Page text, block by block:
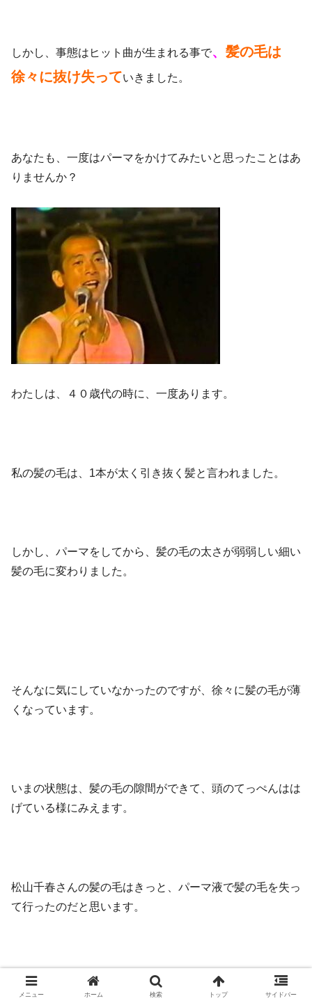
しかし、事態はヒット曲が生まれる事で、 髪の毛は
徐々に抜け失っていきました。
あなたも、一度はパーマをかけてみたいと思ったことはあ
りませんか？
わたしは、４０歳代の時に、一度あります。
私の髪の毛は、1本が太く引き抜く髪と言われました。
しかし、パーマをしてから、髪の毛の太さが弱弱しい細い
髪の毛に変わりました。
そんなに気にしていなかったのですが、徐々に髪の毛が薄
くなっています。
いまの状態は、髪の毛の隙間ができて、頭のてっぺんはは
げている様にみえます。
松山千春さんの髪の毛はきっと、パーマ液で髪の毛を失っ
て行ったのだと思います。
私は、高齢者だけに特に気にしたことは有りません。
メニュー ホーム 検索 トップ サイドバー